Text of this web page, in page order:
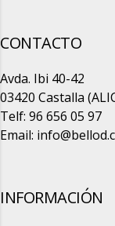
CONTACTO
Avda. Ibi 40-42
03420 Castalla
Telf: 96 656 05 97
Email:
INFORMACIÓN